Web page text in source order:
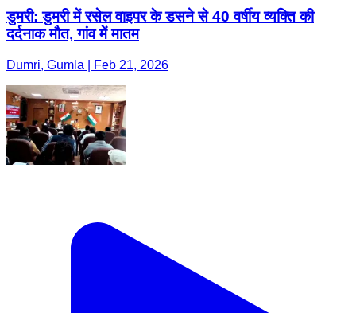
डुमरी: डुमरी में रसेल वाइपर के डसने से 40 वर्षीय व्यक्ति की
दर्दनाक मौत, गांव में मातम
Dumri, Gumla | Feb 21, 2026